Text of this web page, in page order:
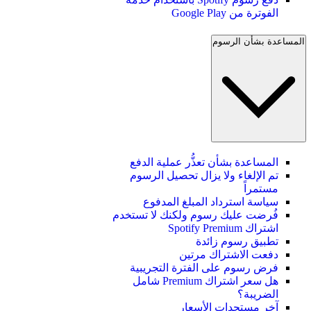
الفوترة من Google Play
المساعدة بشأن الرسوم
المساعدة بشأن تعذُّر عملية الدفع
تم الإلغاء ولا يزال تحصيل الرسوم
مستمراً
سياسة استرداد المبلغ المدفوع
فُرضت عليك رسوم ولكنك لا تستخدم
اشتراك Spotify Premium
تطبيق رسوم زائدة
دفعت الاشتراك مرتين
فرض رسوم على الفترة التجريبية
هل سعر اشتراك Premium شامل
الضريبة؟
آخر مستجدات الأسعار